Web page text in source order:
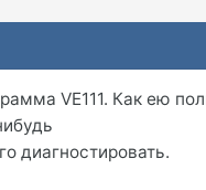
VE111. Как ею
диагностировать.